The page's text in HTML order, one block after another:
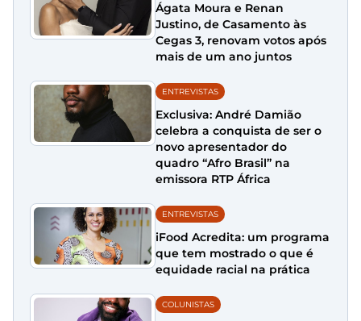
Ágata Moura e Renan
Justino, de Casamento às
Cegas 3, renovam votos após
mais de um ano juntos
ENTREVISTAS
Exclusiva: André Damião
celebra a conquista de ser o
novo apresentador do
quadro “Afro Brasil” na
emissora RTP África
ENTREVISTAS
iFood Acredita: um programa
que tem mostrado o que é
equidade racial na prática
COLUNISTAS